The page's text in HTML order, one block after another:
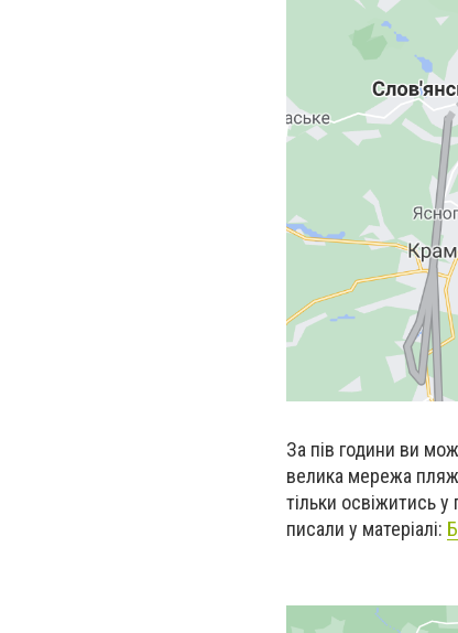
За пів години ви
велика мережа
тільки освіжитись
писали у матеріалі: